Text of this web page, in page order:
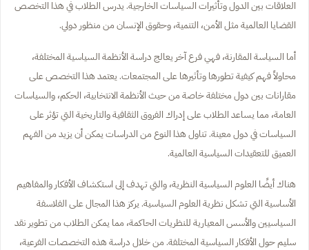
العلاقات بين الدول وتأثيرات السياسات الخارجية. يدرس الطلاب في هذا التخصص
القضايا العالمية مثل الأمن، التنمية، وحقوق الإنسان من منظور دولي.
أما السياسة المقارنة، فهي فرع آخر يعالج دراسة الأنظمة السياسية المختلفة،
محاولاً فهم كيفية تطورها وتأثيرها على المجتمعات. يعتمد هذا التخصص على
مقارانات بين دول مختلفة خاصة من حيث الأنظمة الانتخابية، الحكم، والسياسات
العامة، مما يساعد الطلاب على إدراك الفروق الثقافية والتاريخية التي تؤثر على
السياسات في دول معينة. تناول هذا النوع من الدراسات يمكن أن يزيد من الفهم
العميق للتعقيدات السياسية العالمية.
هناك أيضًا العلوم السياسية النظرية، والتي تهدف إلى استكشاف الأفكار والمفاهيم
الأساسية التي تشكل نظرية العلوم السياسية. يركز هذا المجال على الفلاسفة
السياسيين والأسس المعيارية للنظريات الحاكمة، مما يمكن الطلاب من تطوير نقد
سليم حول الأفكار السياسية المختلفة. من خلال دراسة هذه التخصصات الفرعية،